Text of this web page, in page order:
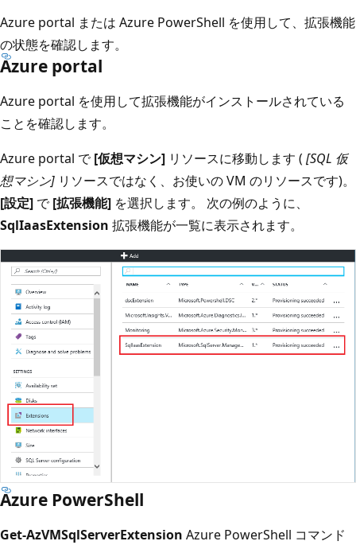
Azure portal または Azure PowerShell を使用して、拡張機能
の状態を確認します。
Azure portal
Azure portal を使用して拡張機能がインストールされている
ことを確認します。
Azure portal で[仮想マシン] リソースに移動します ( [SQL 仮
想マシン] リソースではなく、お使いの VM のリソースです)。
[設定] で[拡張機能] を選択します。 次の例のように、
SqlIaasExtension 拡張機能が一覧に表示されます。
Azure PowerShell
Get-AzVMSqlServerExtension Azure PowerShell コマンド